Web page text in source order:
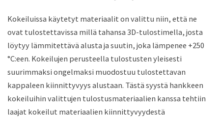
Kokeiluissa käytetyt materiaalit on valittu niin, että ne
ovat tulostettavissa millä tahansa 3D-tulostimella, josta
löytyy lämmitettävä alusta ja suutin, joka lämpenee +250
°C:een. Kokeilujen perusteella tulostusten yleisesti
suurimmaksi ongelmaksi muodostuu tulostettavan
kappaleen kiinnittyvyys alustaan. Tästä syystä hankkeen
kokeiluihin valittujen tulostusmateriaalien kanssa tehtiin
laajat kokeilut materiaalien kiinnittyvyydestä